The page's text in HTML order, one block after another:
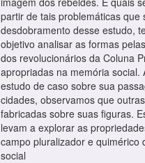
partir de tais problemáticas que
desdobramento desse estudo,
objetivo analisar as formas
dos revolucionários da Coluna
apropriadas na memória social.
estudo de caso sobre sua
cidades, observamos que
fabricadas sobre suas figuras.
levam a explorar as
campo pluralizador e quimérico
social